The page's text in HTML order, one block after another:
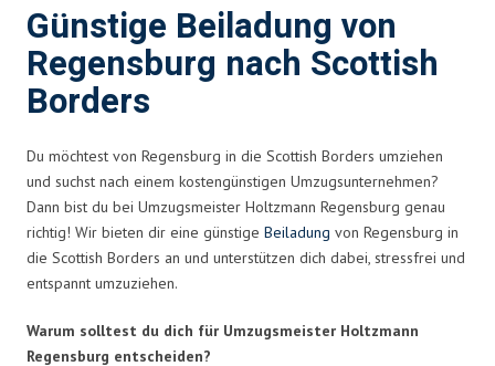
Günstige Beiladung von
Regensburg nach Scottish
Borders
Du möchtest von Regensburg in die Scottish Borders umziehen
und suchst nach einem kostengünstigen Umzugsunternehmen?
Dann bist du bei Umzugsmeister Holtzmann Regensburg genau
richtig! Wir bieten dir eine günstige Beiladung von Regensburg in
die Scottish Borders an und unterstützen dich dabei, stressfrei und
entspannt umzuziehen.
Warum solltest du dich für Umzugsmeister Holtzmann
Regensburg entscheiden?